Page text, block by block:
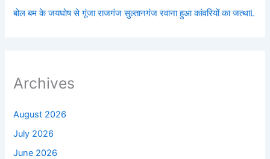
बोल बम के जयघोष से गूंजा राजगंज सुल्तानगंज रवाना हुआ कांवरियों का जत्थाL
Archives
August 2026
July 2026
June 2026